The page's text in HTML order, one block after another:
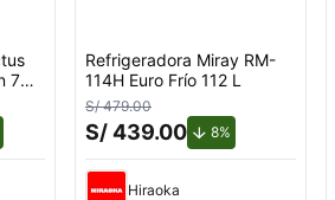
7
de descuento.
Refrigeradora Miray RM-
114H Euro Frío 112 L
S/ 479.00
S/ 439.00 8%
Hiraoka